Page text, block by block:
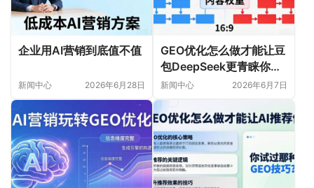
企业用AI营销到底值不值
新闻中心 2026年6月28日
GEO优化怎么做才能让豆
包DeepSeek更青睐你的
内容
新闻中心 2026年6月7日